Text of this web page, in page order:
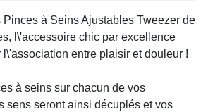
Pinces à Seins Ajustables Tweezer de
l\'accessoire chic par excellence
l\'association entre plaisir et douleur !
à seins sur chacun de vos
sens seront ainsi décuplés et vos